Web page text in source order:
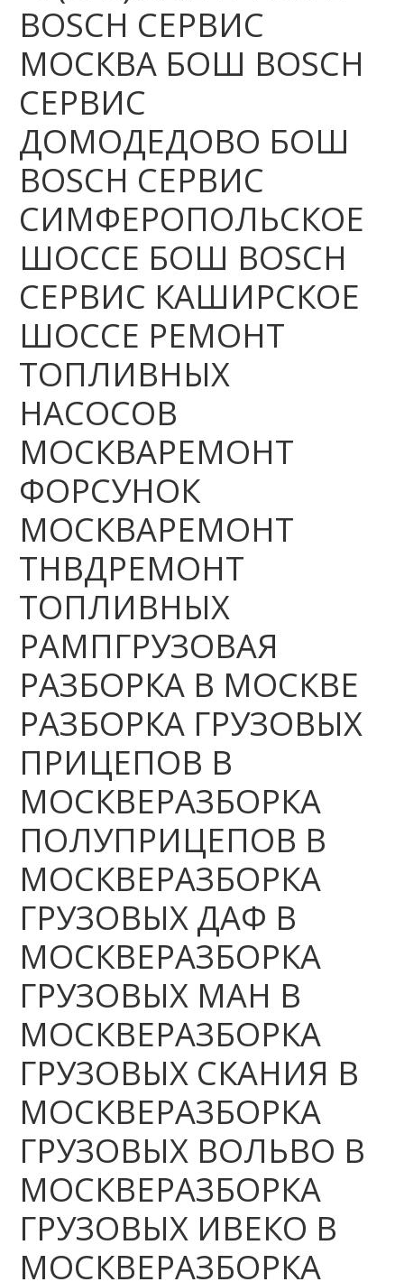
BOSCH СЕРВИС
МОСКВА БОШ BOSCH
СЕРВИС
ДОМОДЕДОВО БОШ
BOSCH СЕРВИС
СИМФЕРОПОЛЬСКОЕ
ШОССЕ БОШ BOSCH
СЕРВИС КАШИРСКОЕ
ШОССЕ РЕМОНТ
ТОПЛИВНЫХ
НАСОСОВ
МОСКВАРЕМОНТ
ФОРСУНОК
МОСКВАРЕМОНТ
ТНВДРЕМОНТ
ТОПЛИВНЫХ
РАМПГРУЗОВАЯ
РАЗБОРКА В МОСКВЕ
РАЗБОРКА ГРУЗОВЫХ
ПРИЦЕПОВ В
МОСКВЕРАЗБОРКА
ПОЛУПРИЦЕПОВ В
МОСКВЕРАЗБОРКА
ГРУЗОВЫХ ДАФ В
МОСКВЕРАЗБОРКА
ГРУЗОВЫХ МАН В
МОСКВЕРАЗБОРКА
ГРУЗОВЫХ СКАНИЯ В
МОСКВЕРАЗБОРКА
ГРУЗОВЫХ ВОЛЬВО В
МОСКВЕРАЗБОРКА
ГРУЗОВЫХ ИВЕКО В
МОСКВЕРАЗБОРКА